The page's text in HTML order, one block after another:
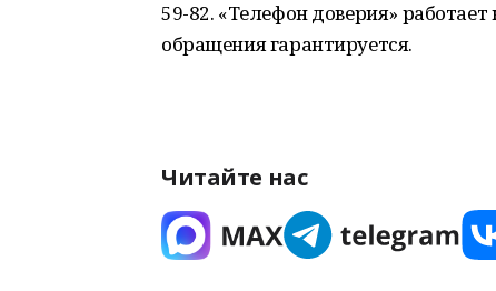
59-82. «Телефон доверия»
обращения гарантируется.
Читайте нас